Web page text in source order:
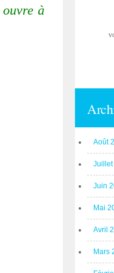
à
Août
Juin
Mai
Avril
Mars